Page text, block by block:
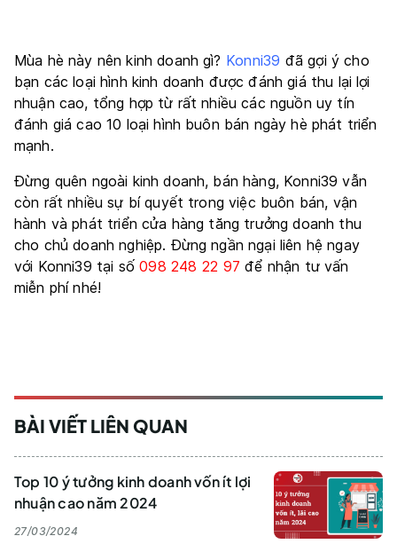
Mùa hè này nên kinh doanh gì? Konni39 đã gợi ý cho
bạn các loại hình kinh doanh được đánh giá thu lại lợi
nhuận cao, tổng hợp từ rất nhiều các nguồn uy tín
đánh giá cao 10 loại hình buôn bán ngày hè phát triển
mạnh.
Đừng quên ngoài kinh doanh, bán hàng, Konni39 vẫn
còn rất nhiều sự bí quyết trong việc buôn bán, vận
hành và phát triển cửa hàng tăng trưởng doanh thu
cho chủ doanh nghiệp. Đừng ngần ngại liên hệ ngay
với Konni39 tại số098 248 22 97 để nhận tư vấn
miễn phí nhé!
BÀI VIẾT LIÊN QUAN
Top 10 ý tưởng kinh doanh vốn ít lợi
nhuận cao năm 2024
27/03/2024